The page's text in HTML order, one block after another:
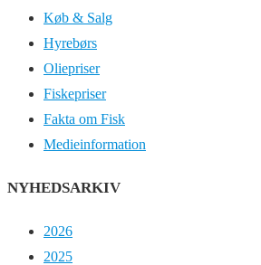
Køb & Salg
Hyrebørs
Oliepriser
Fiskepriser
Fakta om Fisk
Medieinformation
NYHEDSARKIV
2026
2025